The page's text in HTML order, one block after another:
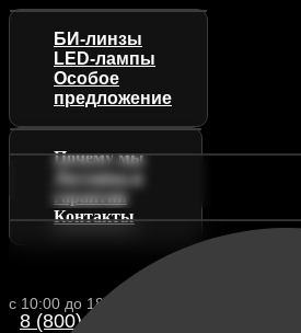
с 10:00 до 18:00 (МСК)
8 (800) 222 88-13
БИ-линзы
LED-лампы
Особое
предложение
Почему мы
Доставка и
гарантии
Контакты